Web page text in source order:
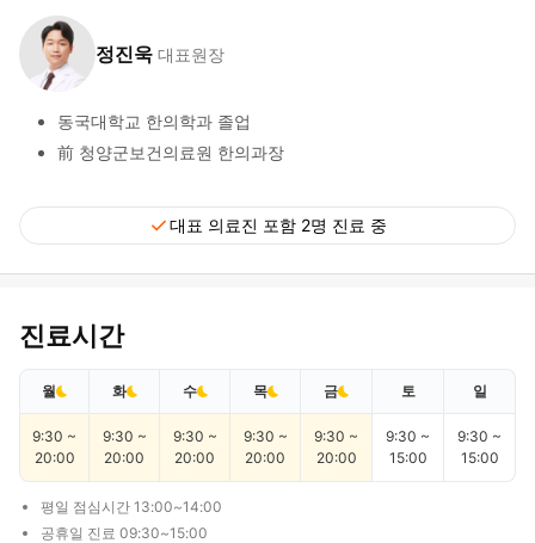
정진욱 대표원장
동국대학교 한의학과 졸업
前 청양군보건의료원 한의과장
check대표 의료진 포함 2명 진료 중
진료시간
월 화 수 목 금 토 일
9:30 ~
20:00
9:30 ~
20:00
9:30 ~
20:00
9:30 ~
20:00
9:30 ~
20:00
9:30 ~
15:00
9:30 ~
15:00
평일 점심시간 13:00~14:00
공휴일 진료 09:30~15:00